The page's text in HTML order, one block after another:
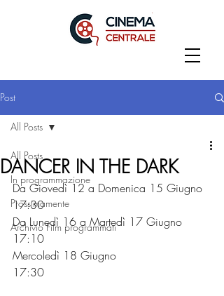
Post
All Posts
In programmazione
Prossimamente
Archivio Film programmati
All Posts
DANCER IN THE DARK
Da Giovedì 12 a Domenica 15 Giugno
17:30
Da Lunedì 16 a Martedì 17 Giugno
17:10
Mercoledì 18 Giugno
17:30